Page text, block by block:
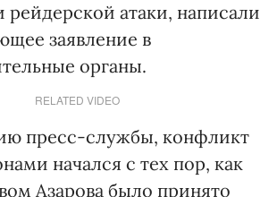
рейдерской атаки, написали
заявление в
органы.
RELATED VIDEO
пресс-службы, конфликт
начался с тех пор, как
Азарова было принято